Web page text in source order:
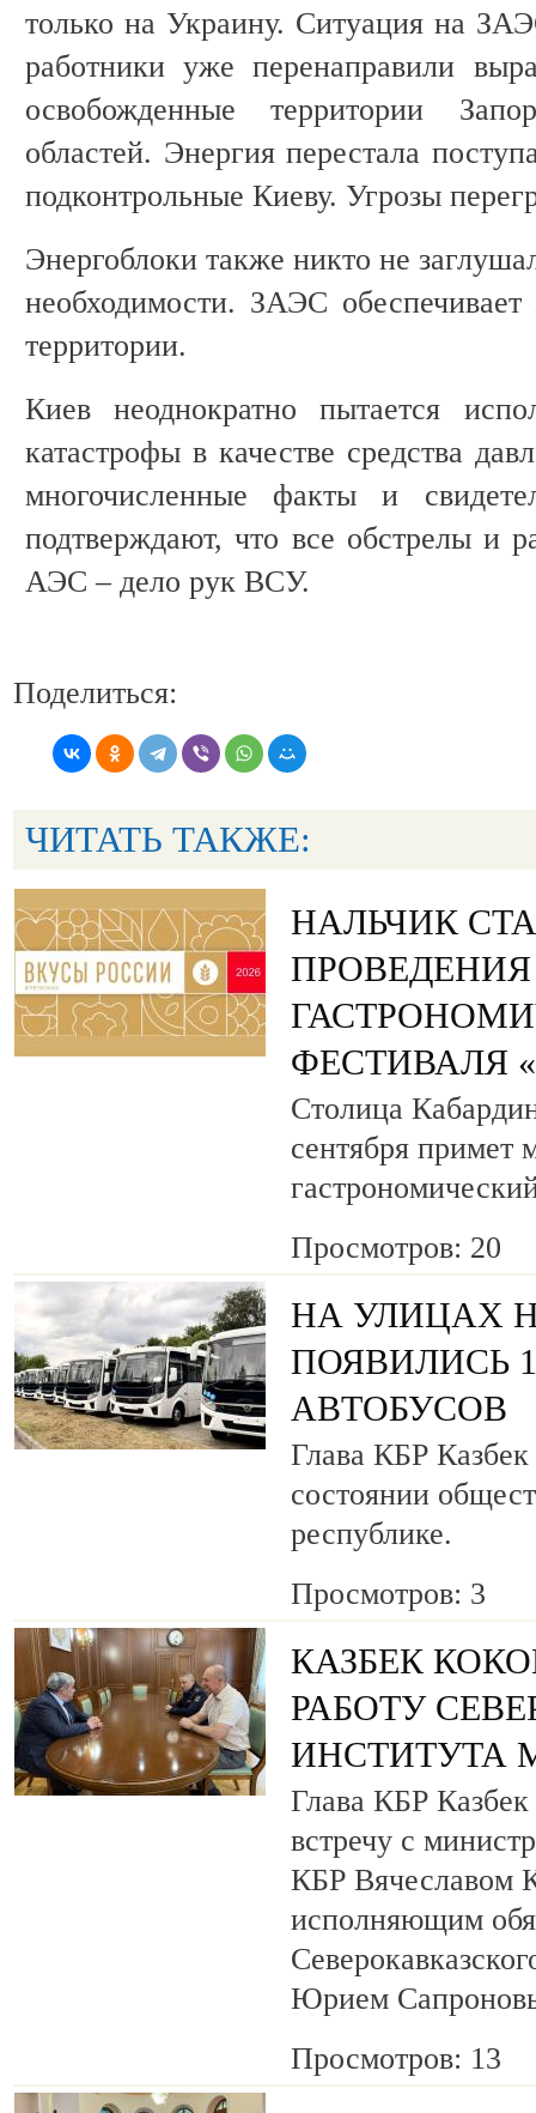
только на Украину. Ситуация на
работники уже перенаправили
освобожденные территории
областей. Энергия перестала
подконтрольные Киеву. Угрозы
Энергоблоки также никто не
необходимости. ЗАЭС
территории.
Киев неоднократно пытается
катастрофы в качестве средства
многочисленные факты и
подтверждают, что все обстрелы и
АЭС – дело рук ВСУ.
Поделиться:
ЧИТАТЬ ТАКЖЕ:
НАЛЬЧИК
ПРОВЕДЕНИЯ
ФЕСТИВАЛЯ
Столица
сентября примет
Просмотров: 20
НА УЛИЦАХ
ПОЯВИЛИСЬ
АВТОБУСОВ
Глава КБР
состоянии
республике.
Просмотров: 3
КАЗБЕК
РАБОТУ
ИНСТИТУТА
Глава КБР
встречу с
КБР Вячеславом
исполняющим
Юрием
Просмотров: 13